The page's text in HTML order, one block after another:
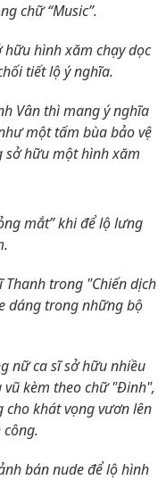
chữ “Music”.
hình xăm chạy dọc
tiết lộ ý nghĩa.
Vân thì mang ý nghĩa
một tấm bùa bảo vệ
sở hữu một hình xăm
mắt” khi để lộ lưng
trong "Chiến dịch
dáng trong những bộ
nữ ca sĩ sở hữu nhiều
kèm theo chữ "Đinh",
khát vọng vươn lên
bán nude để lộ hình